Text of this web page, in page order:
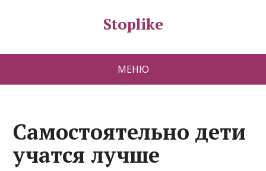
Stoplike
МЕНЮ
Самостоятельно дети
учатся лучше